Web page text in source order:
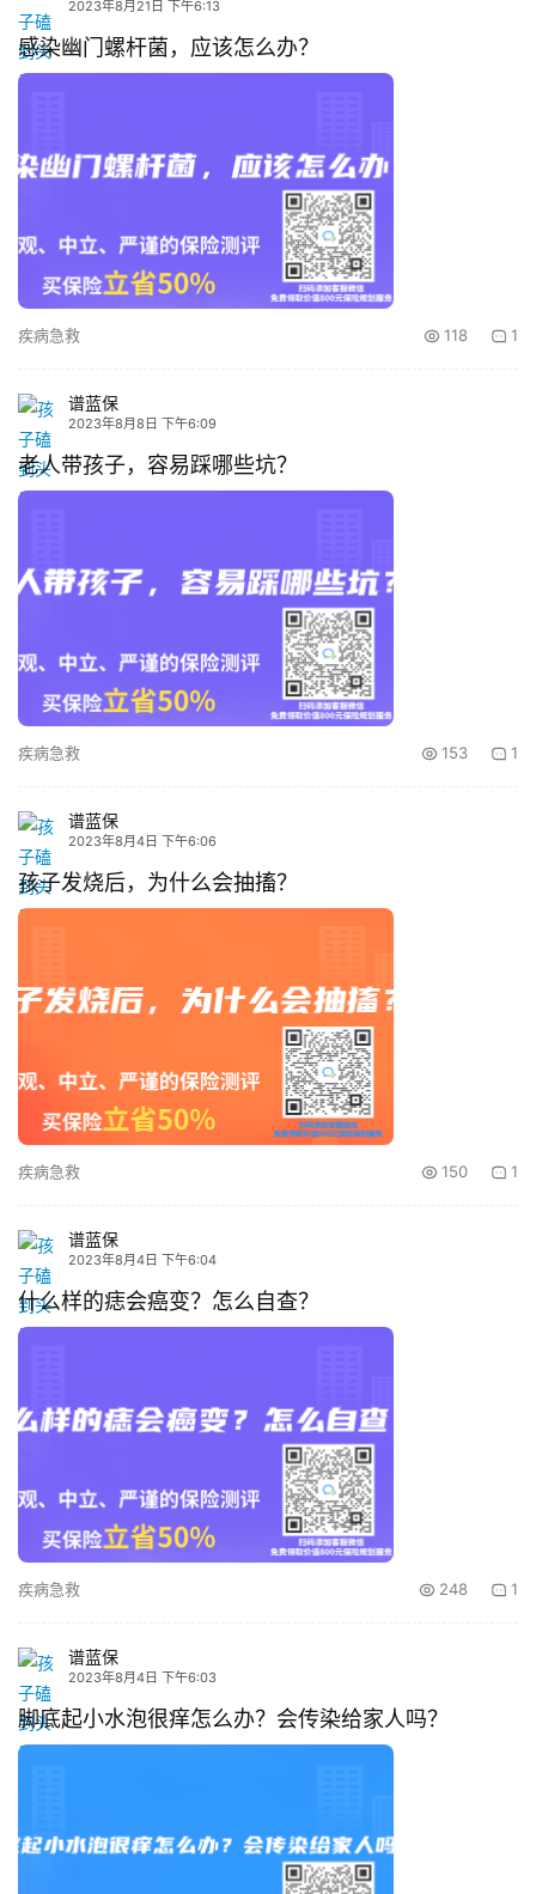
2023年8月21日 下午6:13
感染幽门螺杆菌，应该怎么办？
疾病急救 118 1
谱蓝保
2023年8月8日 下午6:09
老人带孩子，容易踩哪些坑？
疾病急救 153 1
谱蓝保
2023年8月4日 下午6:06
孩子发烧后，为什么会抽搐？
疾病急救 150 1
谱蓝保
2023年8月4日 下午6:04
什么样的痣会癌变？怎么自查？
疾病急救 248 1
谱蓝保
2023年8月4日 下午6:03
脚底起小水泡很痒怎么办？会传染给家人吗？